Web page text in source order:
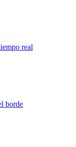
real
borde